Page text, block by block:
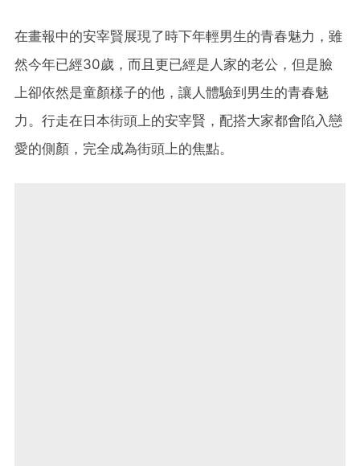
在畫報中的安宰賢展現了時下年輕男生的青春魅力，雖
然今年已經30歲，而且更已經是人家的老公，但是臉
上卻依然是童顏樣子的他，讓人體驗到男生的青春魅
力。行走在日本街頭上的安宰賢，配搭大家都會陷入戀
愛的側顏，完全成為街頭上的焦點。